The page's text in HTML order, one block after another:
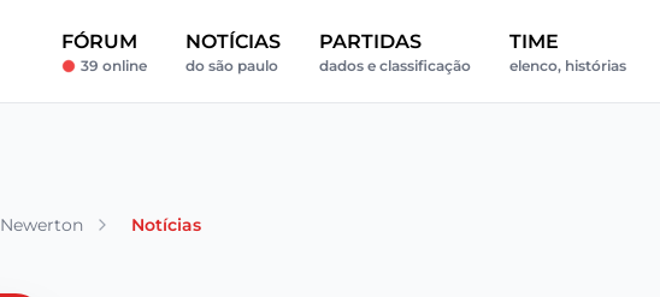
FÓRUM
39 online
NOTÍCIAS
do são paulo
PARTIDAS
dados e classificação
TIME
elenco, histórias
Newerton Notícias